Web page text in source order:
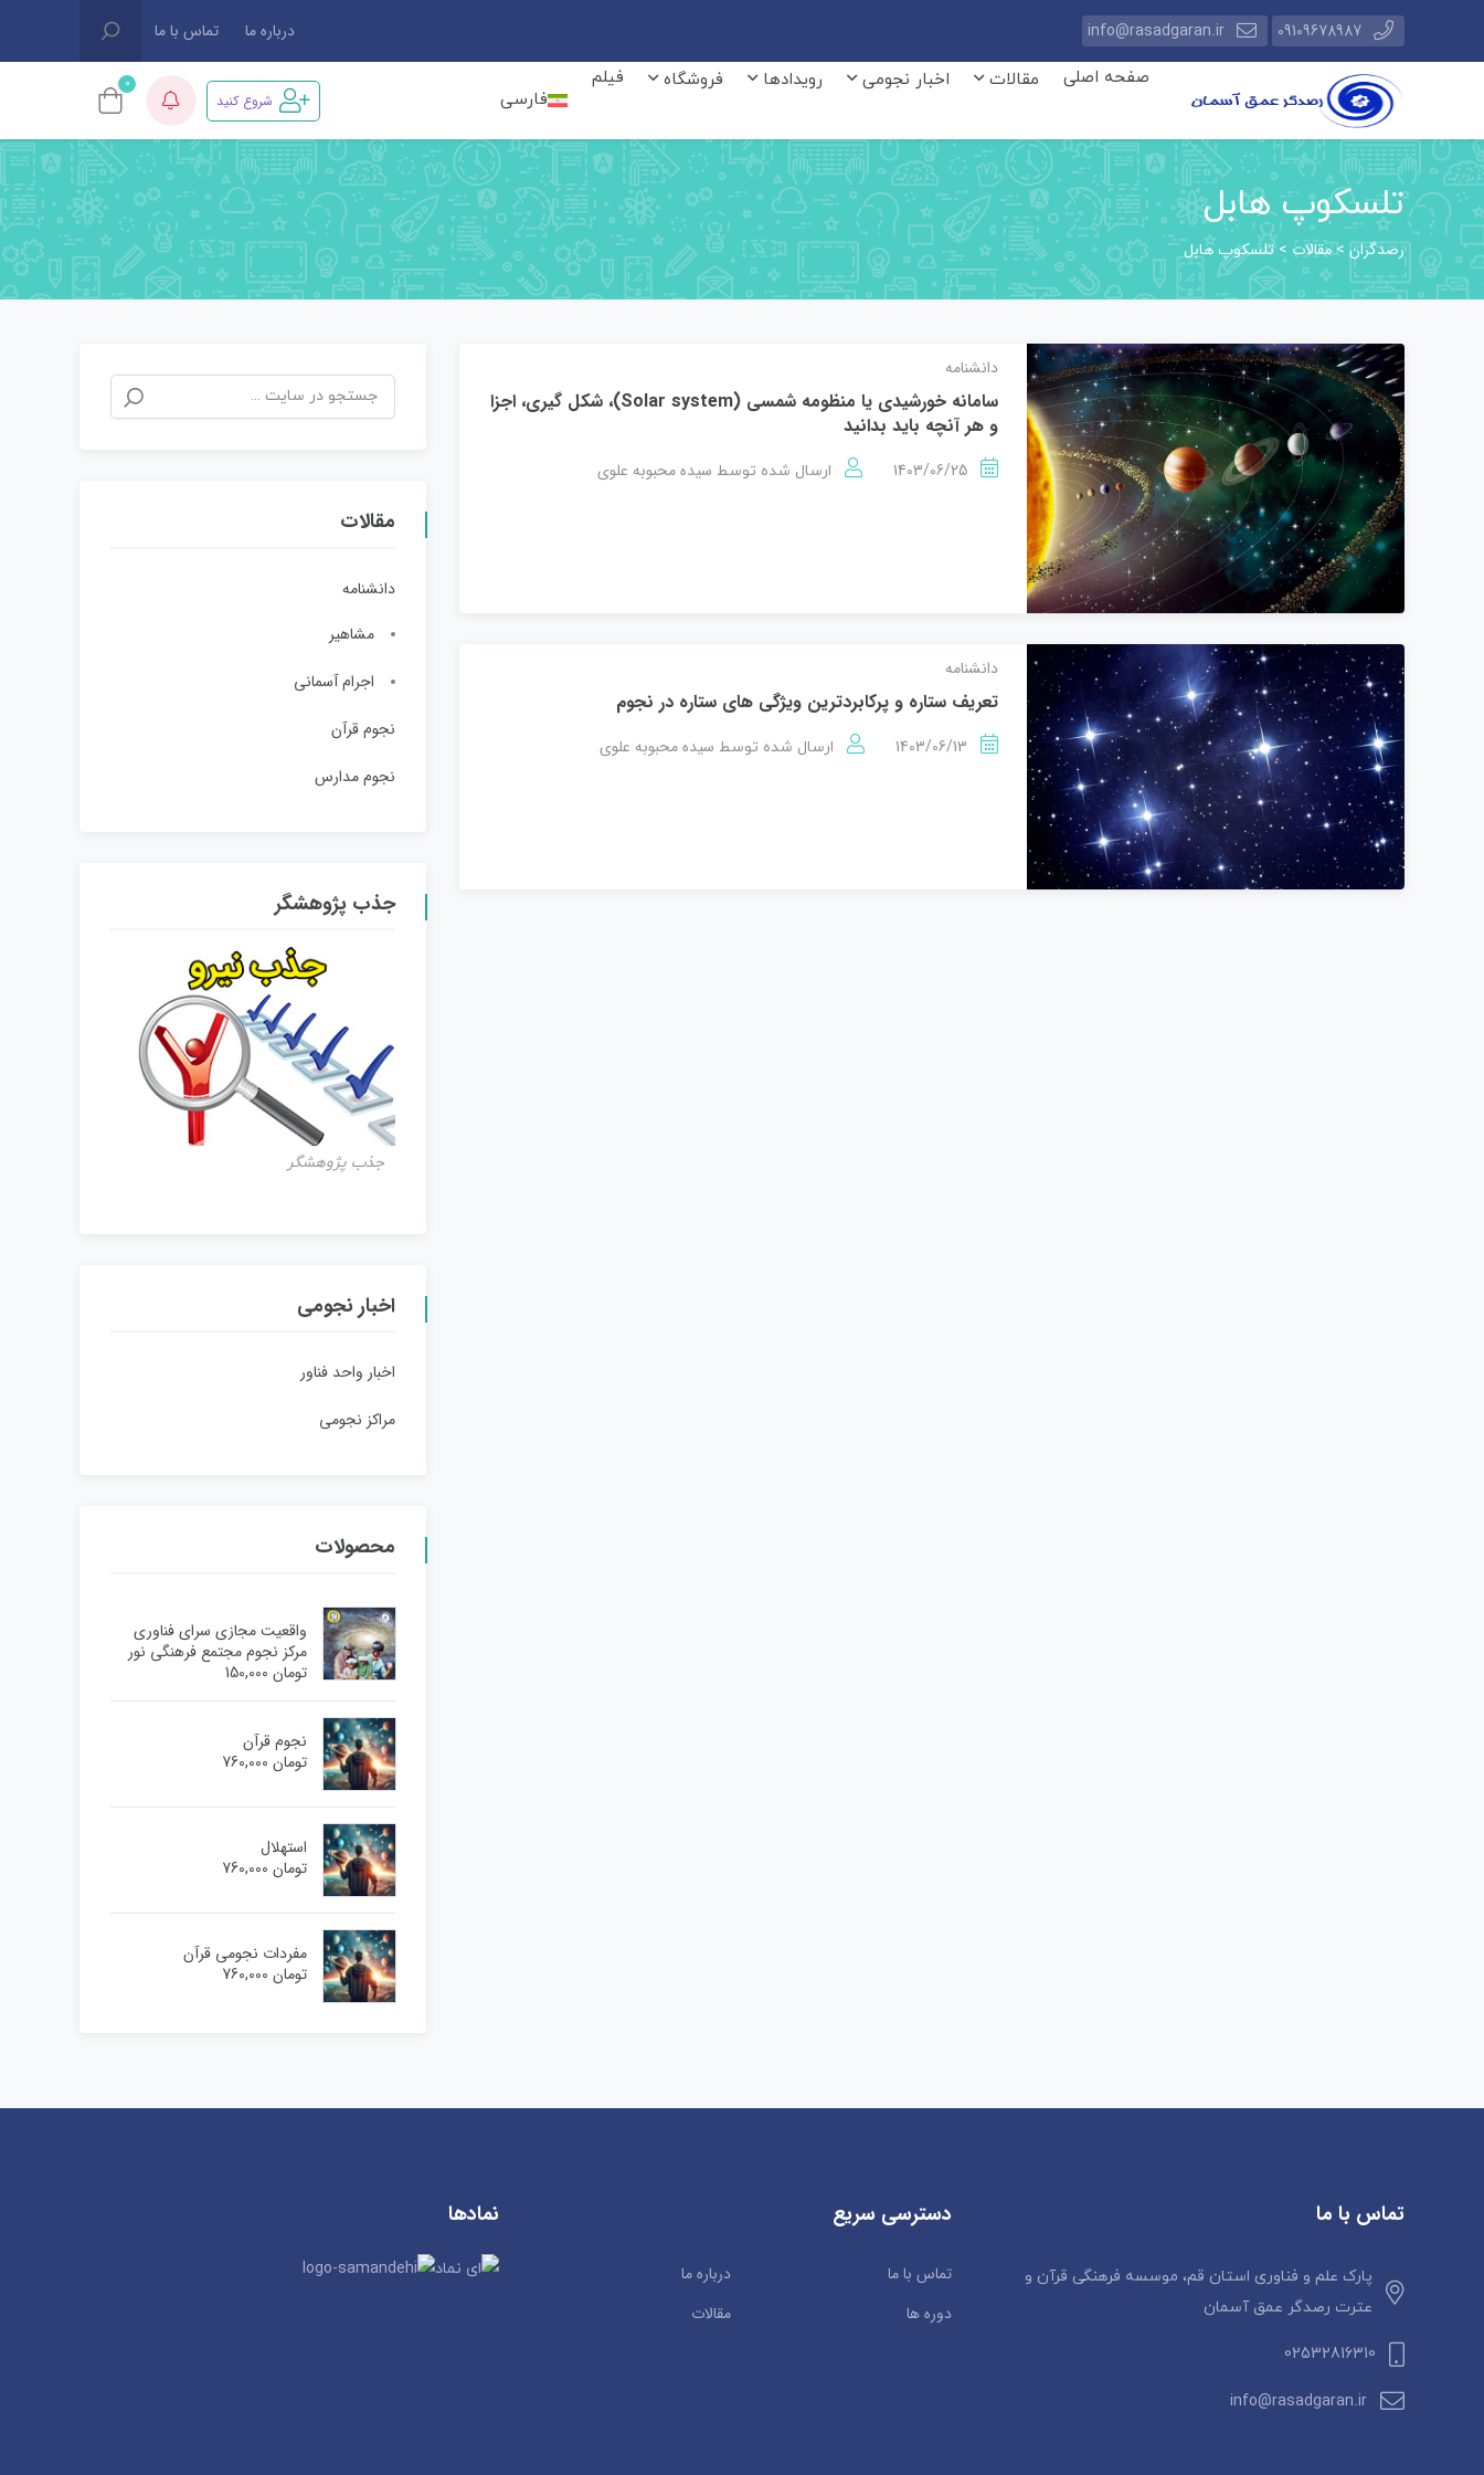
09109678987
info@rasadgaran.ir درباره ما تماس با ما
صفحه اصلی مقالات اخبار نجومی رویدادها فروشگاه
فیلم
فارسی
شروع کنید
0
تلسکوپ هابل
رصدگران >مقالات >تلسکوپ هابل
دانشنامه
سامانه خورشیدی یا منظومه شمسی (Solar system)، شکل گیری، اجزا
و هر آنچه باید بدانید
1403/06/25 ارسال شده توسط سیده محبوبه علوی
دانشنامه
تعریف ستاره و پرکابردترین ویژگی های ستاره در نجوم
1403/06/13 ارسال شده توسط سیده محبوبه علوی
مقالات
دانشنامه
مشاهیر
اجرام آسمانی
نجوم قرآن
نجوم مدارس
جذب پژوهشگر
جذب پژوهشگر
اخبار نجومی
اخبار واحد فناور
مراکز نجومی
محصولات
واقعیت مجازی سرای فناوری
مرکز نجوم مجتمع فرهنگی نور
تومان
نجوم قرآن
تومان
استهلال
تومان
مفردات نجومی قرآن
تومان
تماس با ما
پارک علم و فناوری استان قم، موسسه فرهنگی قرآن و
عترت رصدگر عمق آسمان
02532816310
info@rasadgaran.ir
دسترسی سریع
تماس با ما
درباره ما
دوره ها
مقالات
نمادها